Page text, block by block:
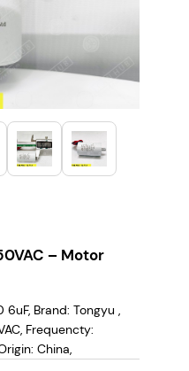
– Motor
Brand: ‎Tongyu ,
Frequencty:
China,